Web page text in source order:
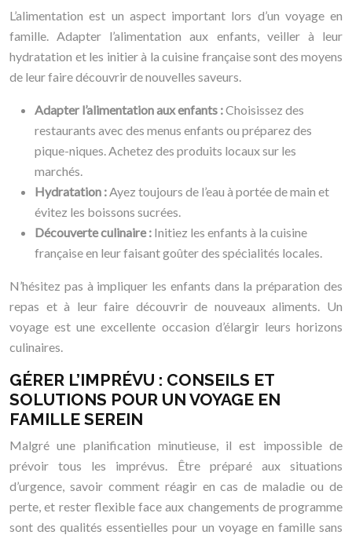
L’alimentation est un aspect important lors d’un voyage en
famille. Adapter l’alimentation aux enfants, veiller à leur
hydratation et les initier à la cuisine française sont des moyens
de leur faire découvrir de nouvelles saveurs.
Adapter l’alimentation aux enfants :Choisissez des
restaurants avec des menus enfants ou préparez des
pique-niques. Achetez des produits locaux sur les
marchés.
Hydratation :Ayez toujours de l’eau à portée de main et
évitez les boissons sucrées.
Découverte culinaire : Initiez les enfants à la cuisine
française en leur faisant goûter des spécialités locales.
N’hésitez pas à impliquer les enfants dans la préparation des
repas et à leur faire découvrir de nouveaux aliments. Un
voyage est une excellente occasion d’élargir leurs horizons
culinaires.
GÉRER L’IMPRÉVU : CONSEILS ET
SOLUTIONS POUR UN VOYAGE EN
FAMILLE SEREIN
Malgré une planification minutieuse, il est impossible de
prévoir tous les imprévus. Être préparé aux situations
d’urgence, savoir comment réagir en cas de maladie ou de
perte, et rester flexible face aux changements de programme
sont des qualités essentielles pour un voyage en famille sans